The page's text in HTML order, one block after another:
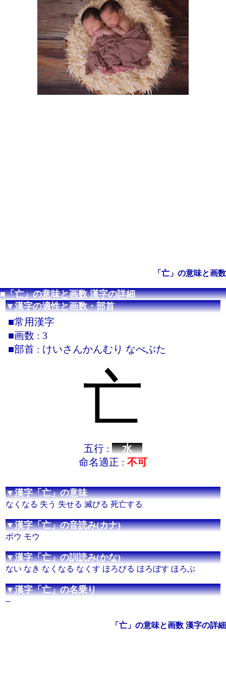
「亡」の意味と画数
■「亡」の意味と画数 漢字の詳細
▼漢字の適性と画数・部首
■常用漢字
■画数 : 3
■部首 : けいさんかんむり なべぶた
亡
五行 : 水
命名適正 : 不可
▼漢字「亡」の意味
なくなる 失う 失せる 滅びる 死亡する
▼漢字「亡」の音読み(カナ)
ボウ モウ
▼漢字「亡」の訓読み(かな)
ない なき なくなる なくす ほろびる ほろぼす ほろぶ
▼漢字「亡」の名乗り
--
「亡」の意味と画数 漢字の詳細